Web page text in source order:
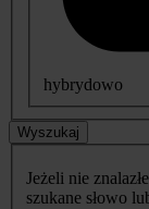
hybrydowo
Wyszukaj
Jeżeli nie
szukane słowo